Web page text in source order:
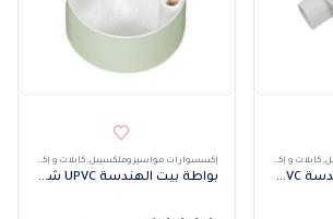
, كابلات و إكسسوارات مواسير
بواطة ثلاثي بيت الهندسة UPVC لماسورة (اللون أبيض)
إكسسوارات مواسير وفلكسيبل, كابلات و إكسسوارات
بواطة بيت الهندسة UPVC شكل U لماسورة (اللون أبيض)